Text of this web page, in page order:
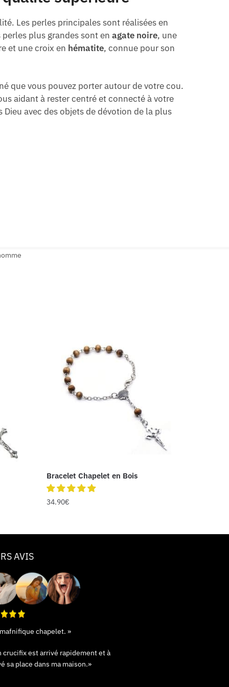
Les perles principales sont réalisées en
plus grandes sont enagate noire, une
et une croix en hématite, connue pour son
que vous pouvez porter autour de votre cou.
aidant à rester centré et connecté à votre
avec des objets de dévotion de la plus
Bracelet Chapelet en Bois
34.90€
AVIS
chapelet. »
crucifix est arrivé rapidement et à
sa place dans ma maison.»